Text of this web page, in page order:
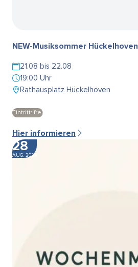
NEW-Musiksommer Hückelhoven
21.08 bis 22.08
19:00 Uhr
Rathausplatz Hückelhoven
Eintritt: frei
Hier informieren
28
AUG. 2026